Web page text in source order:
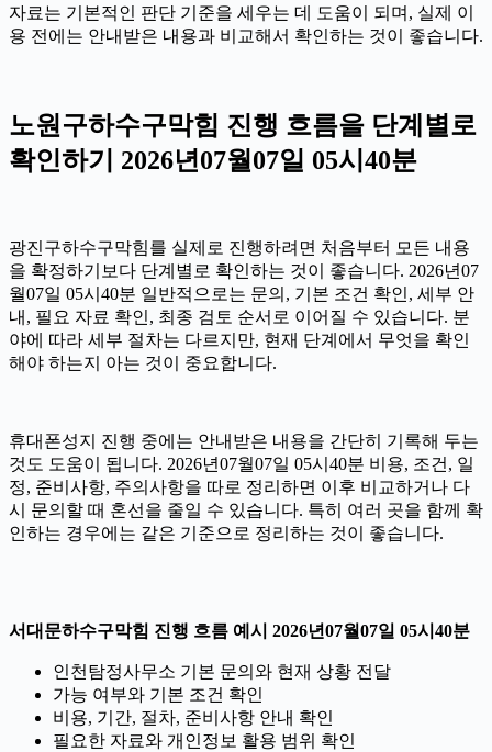
자료는 기본적인 판단 기준을 세우는 데 도움이 되며, 실제 이
용 전에는 안내받은 내용과 비교해서 확인하는 것이 좋습니다.
노원구하수구막힘 진행 흐름을 단계별로
확인하기 2026년07월07일 05시40분
광진구하수구막힘를 실제로 진행하려면 처음부터 모든 내용
을 확정하기보다 단계별로 확인하는 것이 좋습니다. 2026년07
월07일 05시40분 일반적으로는 문의, 기본 조건 확인, 세부 안
내, 필요 자료 확인, 최종 검토 순서로 이어질 수 있습니다. 분
야에 따라 세부 절차는 다르지만, 현재 단계에서 무엇을 확인
해야 하는지 아는 것이 중요합니다.
휴대폰성지 진행 중에는 안내받은 내용을 간단히 기록해 두는
것도 도움이 됩니다. 2026년07월07일 05시40분 비용, 조건, 일
정, 준비사항, 주의사항을 따로 정리하면 이후 비교하거나 다
시 문의할 때 혼선을 줄일 수 있습니다. 특히 여러 곳을 함께 확
인하는 경우에는 같은 기준으로 정리하는 것이 좋습니다.
서대문하수구막힘 진행 흐름 예시 2026년07월07일 05시40분
인천탐정사무소 기본 문의와 현재 상황 전달
가능 여부와 기본 조건 확인
비용, 기간, 절차, 준비사항 안내 확인
필요한 자료와 개인정보 활용 범위 확인